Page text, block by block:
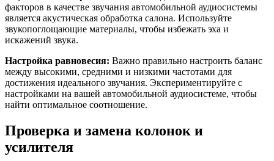
факторов в качестве звучания автомобильной аудиосистемы
является акустическая обработка салона. Используйте
звукопоглощающие материалы, чтобы избежать эха и
искажений звука.
Настройка равновесия: Важно правильно настроить баланс
между высокими, средними и низкими частотами для
достижения идеального звучания. Экспериментируйте с
настройками на вашей автомобильной аудиосистеме, чтобы
найти оптимальное соотношение.
Проверка и замена колонок и
усилителя